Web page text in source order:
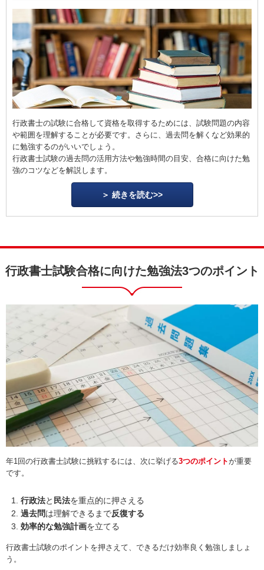
行政書士の試験に合格して資格を取得するためには、試験問題の内容
や範囲を理解することが必要です。さらに、過去問を解くなど効果的
に勉強するのがいいでしょう。
行政書士試験の過去問の活用方法や勉強時間の目安、合格に向けた勉
強のコツなどを解説します。
続きを読む>>
行政書士試験合格に向けた勉強法3つのポイント
年1回の行政書士試験に挑戦するには、次に挙げる3つのポイントが重要
です。
行政法と 民法を重点的に押さえる
過去問は理解できるまで反復する
効率的な勉強計画を立てる
行政書士試験のポイントを押さえて、できるだけ効率良く勉強しましょ
う。